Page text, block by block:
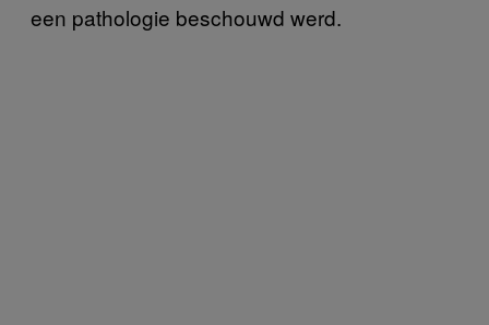
een pathologie beschouwd werd.